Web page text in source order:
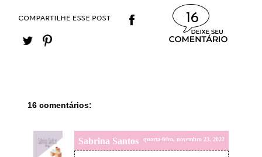
16
16 comentários:
Sabrina Santos quarta-feira, novembro 23, 2022